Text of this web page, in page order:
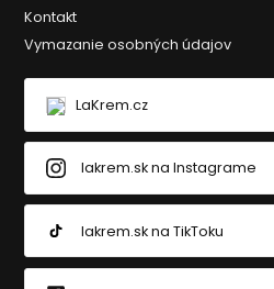
Kontakt
Vymazanie osobných údajov
LaKrem.cz
lakrem.sk na Instagrame
lakrem.sk na TikToku